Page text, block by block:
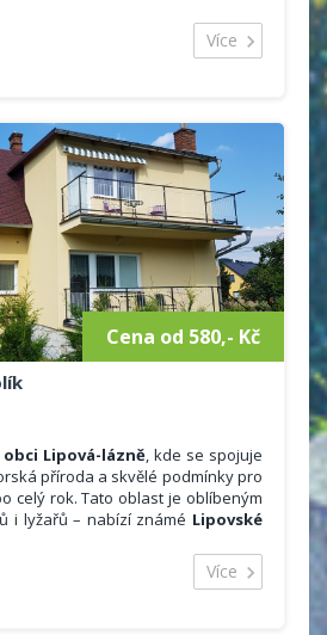
České republice. Obec Karlov pod
autobusové spojení. V blízkosti
pobytu na čerstvém vzduchu
a pobavení.
Více
Cena od 580,- Kč
Lipová-lázně, kde se spojuje
příroda a skvělé podmínky pro
celý rok. Tato oblast je oblíbeným
i lyžařů – nabízí známé Lipovské
trasy, Lesní bar, Faunapark i
Petříkov,Praděd,
Více